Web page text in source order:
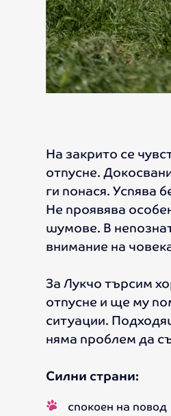
На закрито се
отпусне.
ги понася. Успява
Не проявява
шумове. В
внимание на
За Лукчо търсим
отпусне и ще му
ситуации.
няма проблем да
Силни страни:
спокоен на повод